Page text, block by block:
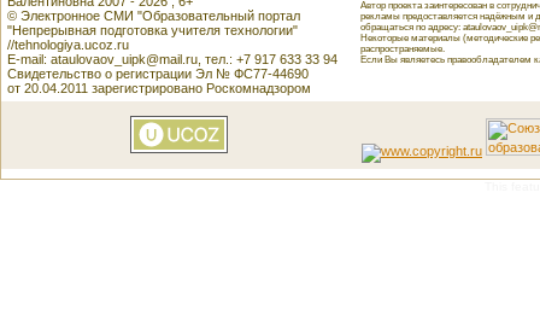
© Электронное СМИ "Образовательный портал
"Непрерывная подготовка учителя технологии"
//tehnologiya.ucoz.ru
E-mail: ataulovaov_uipk@mail.ru, тел.: +7 917 633 33 94
Свидетельство о регистрации Эл № ФС77-44690
от 20.04.2011 зарегистрировано Роскомнадзором
Автор проекта заинтересован в
рекламы предоставляется надёжным и
обращаться по адресу:
Некоторые материалы (методические
распространяемые.
Если Вы являетесь правообладателем